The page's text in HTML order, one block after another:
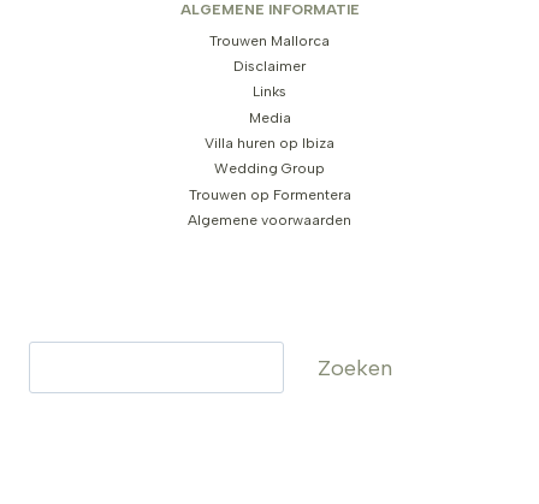
ALGEMENE INFORMATIE
Trouwen Mallorca
Disclaimer
Links
Media
Villa huren op Ibiza
Wedding Group
Trouwen op Formentera
Algemene voorwaarden
Zoeken